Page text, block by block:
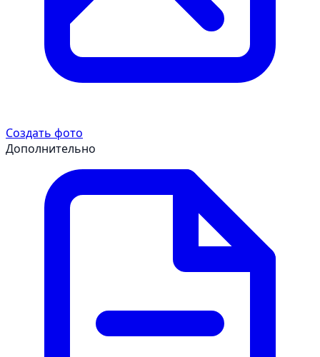
Создать фото
Дополнительно